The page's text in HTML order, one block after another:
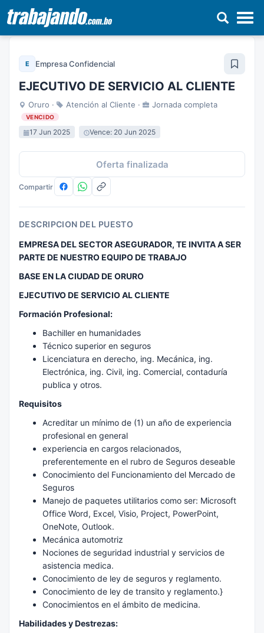
Pasar
contenido
E Empresa Confidencial
EJECUTIVO DE SERVICIO AL CLIENTE
Oruro · Atención al Cliente · Jornada completa
VENCIDO
17 Jun 2025 Vence: 20 Jun 2025
Oferta finalizada
Compartir
DESCRIPCION DEL PUESTO
EMPRESA DEL SECTOR ASEGURADOR, TE INVITA A SER
PARTE DE NUESTRO EQUIPO DE TRABAJO
BASE EN LA CIUDAD DE ORURO
EJECUTIVO DE SERVICIO AL CLIENTE
Formación Profesional:
Bachiller en humanidades
Técnico superior en seguros
Licenciatura en derecho, ing. Mecánica, ing.
Electrónica, ing. Civil, ing. Comercial, contaduría
publica y otros.
Requisitos
Acreditar un mínimo de (1) un año de experiencia
profesional en general
experiencia en cargos relacionados,
preferentemente en el rubro de Seguros deseable
Conocimiento del Funcionamiento del Mercado de
Seguros
Manejo de paquetes utilitarios como ser: Microsoft
Office Word, Excel, Visio, Project, PowerPoint,
OneNote, Outlook.
Mecánica automotriz
Nociones de seguridad industrial y servicios de
asistencia medica.
Conocimiento de ley de seguros y reglamento.
Conocimiento de ley de transito y reglamento.}
Conocimientos en el ámbito de medicina.
Habilidades y Destrezas: